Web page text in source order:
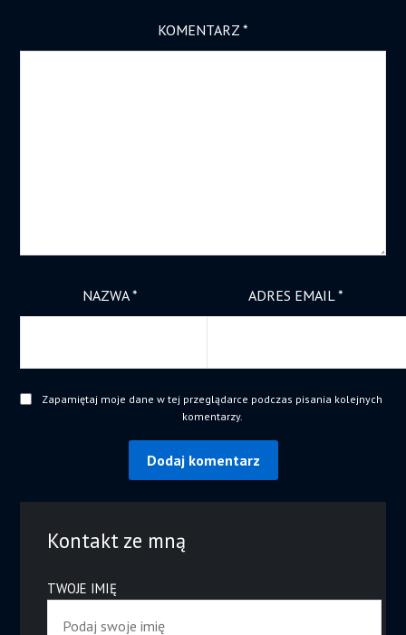
KOMENTARZ *
NAZWA* ADRES EMAIL*
Zapamiętaj moje dane w tej przeglądarce podczas pisania kolejnych
komentarzy.
Kontakt ze mną
TWOJE IMIĘ